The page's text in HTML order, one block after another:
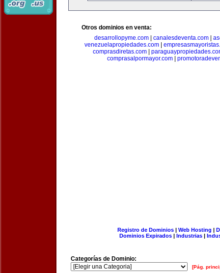
Otros dominios en venta:
desarrollopyme.com| canalesdeventa.com|
venezuelapropiedades.com|
comprasdiretas.com
comprasalpormayor.com|
Registro de Dominios| Web Hosting |
Dominios Expirados | Industrias |
Categorías de Dominio:
[Pág.